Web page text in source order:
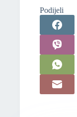
Podijeli